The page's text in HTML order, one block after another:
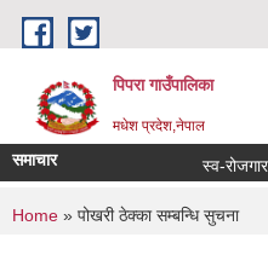
Skip to main content
पिपरा गाउँपालिका
मधेश प्रदेश,नेपाल
समाचार स्व-रोजगार
You are here
Home » पोखरी ठेक्का सम्बन्धि सुचना